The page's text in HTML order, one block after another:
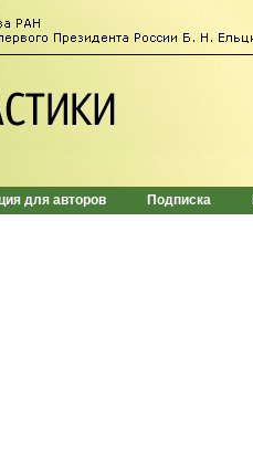
для авторов Подписка